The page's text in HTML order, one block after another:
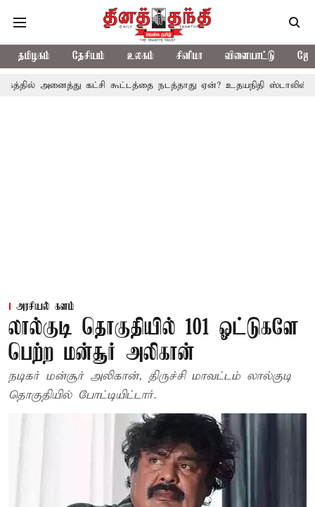
தமிழகம் தேசியம் உலகம் சினிமா விளையாட்டு
கட்சி கூட்டத்தை நடத்தாது ஏன்? உதயநிதி ஸ்டாலின் கேள்வி
அரசியல் களம்
லால்குடி தொகுதியில் 101 ஓட்டுகளே
பெற்ற மன்சூர் அலிகான்
நடிகர் மன்சூர் அலிகான், திருச்சி மாவட்டம் லால்குடி
தொகுதியில் போட்டியிட்டார்.